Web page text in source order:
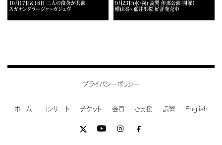
10月17日＆18日 二人の俊英が共演
スガナンダラージャ×ガジェヴ
9月23日(水・祝) 読響 伊那公演 開催！
横山奏×荒井里桜 好評発売中
プライバシーポリシー
ホーム コンサート チケット 会員 ご支援 読響 English